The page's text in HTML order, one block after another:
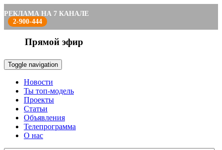
РЕКЛАМА НА 7 КАНАЛЕ
2-900-444
Прямой эфир
Toggle navigation
Новости
Ты топ-модель
Проекты
Статьи
Объявления
Телепрограмма
О нас